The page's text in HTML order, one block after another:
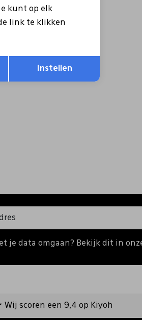
je data omgaan? Bekijk dit in
Wij scoren een 9,4 op Kiyoh
Opslaan
kunt op elk
link te klikken
Instellen